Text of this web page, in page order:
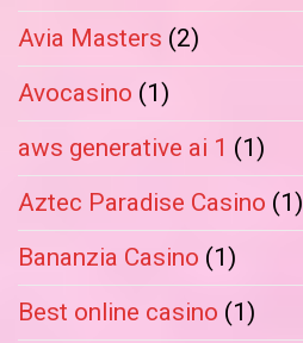
Avia Masters (2)
Avocasino (1)
aws generative ai 1 (1)
Aztec Paradise Casino (1)
Bananzia Casino (1)
Best online casino (1)